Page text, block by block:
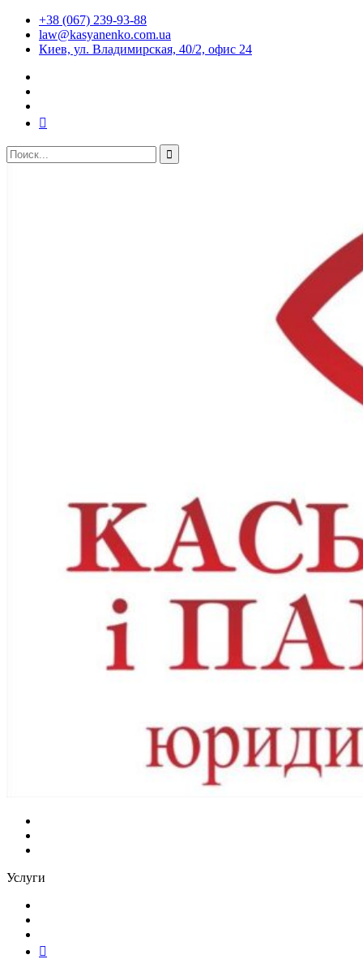
+38 (067) 239-93-88
law@kasyanenko.com.ua
Киев, ул. Владимирская, 40/2, офис 24
Услуги